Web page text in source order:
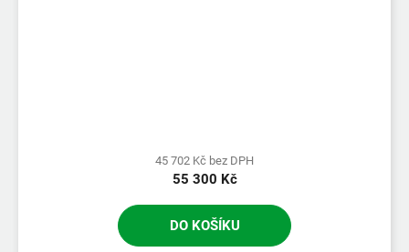
45 702 Kč bez DPH
55 300 Kč
DO KOŠÍKU